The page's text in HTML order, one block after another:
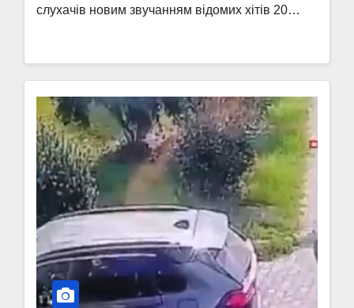
слухачів новим звучанням відомих хітів 20…